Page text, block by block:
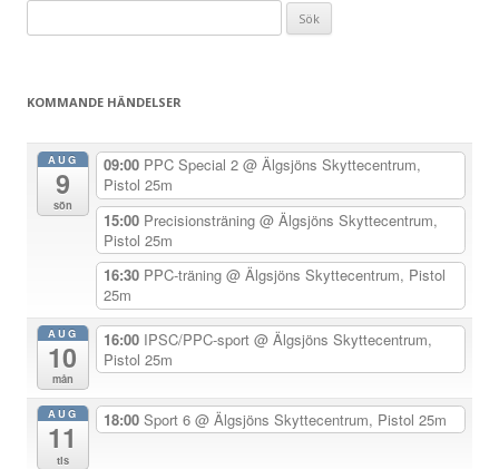
a
g
efter:
KOMMANDE HÄNDELSER
AUG
9
sön
09:00 PPC Special 2 @ Älgsjöns Skyttecentrum,
Pistol 25m
15:00 Precisionsträning @ Älgsjöns Skyttecentrum,
Pistol 25m
16:30 PPC-träning @ Älgsjöns Skyttecentrum, Pistol
25m
AUG
10
mån
16:00 IPSC/PPC-sport @ Älgsjöns Skyttecentrum,
Pistol 25m
AUG
11
tis
18:00 Sport 6 @ Älgsjöns Skyttecentrum, Pistol 25m